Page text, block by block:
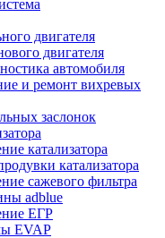
двигателя
двигателя
автомобиля
и ремонт вихревых
заслонок
катализатора
катализатора
сажевого фильтра
adblue
ЕГР
EVAP